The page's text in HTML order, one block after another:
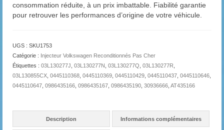
consommation réduite, à un prix imbattable. Fiabilité garantie
pour retrouver les performances d’origine de votre véhicule.
UGS : SKU1753
Catégorie : Injecteur Volkswagen Reconditionnés Pas Cher
Étiquettes : 03L130277J 03L130277N 03L130277Q 03L130277R
03L130855CX 0445110368 0445110369 0445110429 0445110437 0445110646
0445110647 0986435166 0986435167 0986435190 30936666 AT435166
Description Informations complémentaires